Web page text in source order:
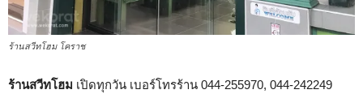
ร้านสวีทโฮม โคราช
ร้านสวีทโฮม เปิดทุกวัน เบอร์โทรร้าน 044-255970, 044-242249